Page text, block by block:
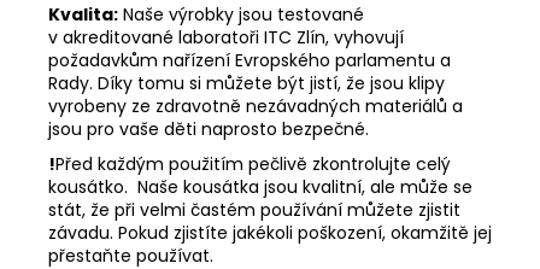
Kvalita: Naše výrobky jsou testované
v akreditované laboratoři ITC Zlín, vyhovují
požadavkům nařízení Evropského parlamentu a
Rady. Díky tomu si můžete být jistí, že jsou klipy
vyrobeny ze zdravotně nezávadných materiálů a
jsou pro vaše děti naprosto bezpečné.
!Před každým použitím pečlivě zkontrolujte celý
kousátko. Naše kousátka jsou kvalitní, ale může se
stát, že při velmi častém používání můžete zjistit
závadu. Pokud zjistíte jakékoli poškození, okamžitě jej
přestaňte používat.